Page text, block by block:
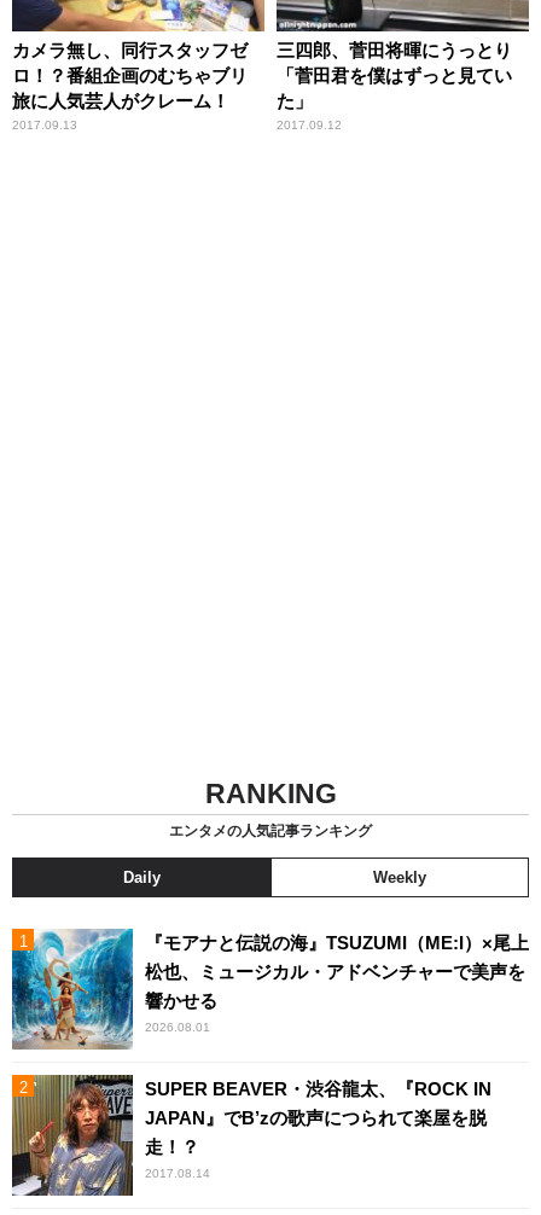
カメラ無し、同行スタッフゼ
ロ！？番組企画のむちゃブリ
旅に人気芸人がクレーム！
2017.09.13
三四郎、菅田将暉にうっとり
「菅田君を僕はずっと見てい
た」
2017.09.12
RANKING
エンタメの人気記事ランキング
Daily Weekly
『モアナと伝説の海』TSUZUMI（ME:I）×尾上
松也、ミュージカル・アドベンチャーで美声を
響かせる
2026.08.01
SUPER BEAVER・渋谷龍太、『ROCK IN
JAPAN』でB’zの歌声につられて楽屋を脱
走！？
2017.08.14